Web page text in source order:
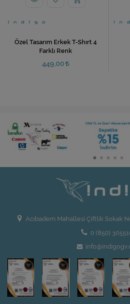
Özel Tasarım Erkek T-Shırt 4
Farklı Renk
449,00
Acıbadem Mahallesi Çiftlik Sokak
0 (850)